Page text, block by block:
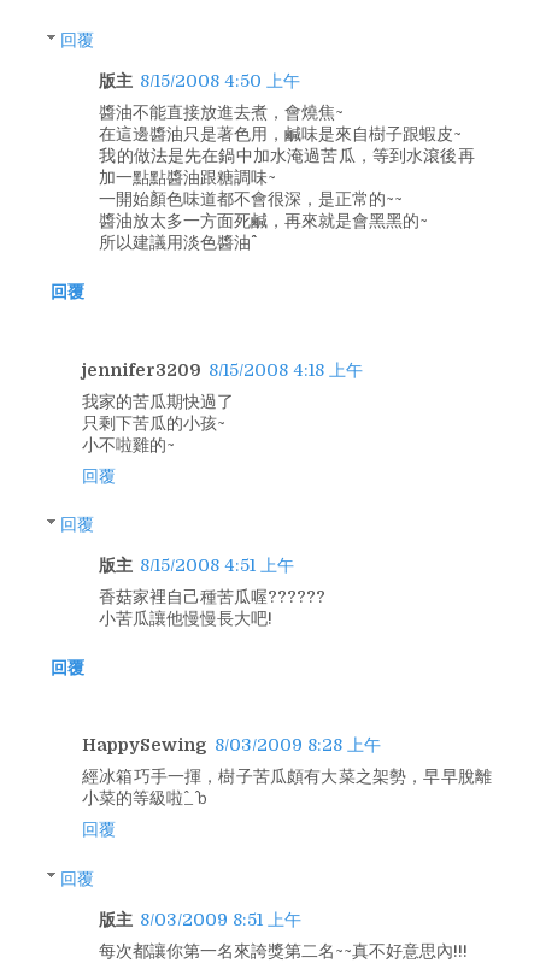
回覆
版主 8/15/2008 4:50 上午
醬油不能直接放進去煮，會燒焦~
在這邊醬油只是著色用，鹹味是來自樹子跟蝦皮~
我的做法是先在鍋中加水淹過苦瓜，等到水滾後再
加一點點醬油跟糖調味~
一開始顏色味道都不會很深，是正常的~~
醬油放太多一方面死鹹，再來就是會黑黑的~
所以建議用淡色醬油^^
回覆
jennifer3209 8/15/2008 4:18 上午
我家的苦瓜期快過了
只剩下苦瓜的小孩~
小不啦雞的~
回覆
回覆
版主 8/15/2008 4:51 上午
香菇家裡自己種苦瓜喔??????
小苦瓜讓他慢慢長大吧!
回覆
HappySewing 8/03/2009 8:28 上午
經冰箱巧手一揮，樹子苦瓜頗有大菜之架勢，早早脫離
小菜的等級啦^_^ｂ
回覆
回覆
版主 8/03/2009 8:51 上午
每次都讓你第一名來誇獎第二名~~真不好意思內!!!